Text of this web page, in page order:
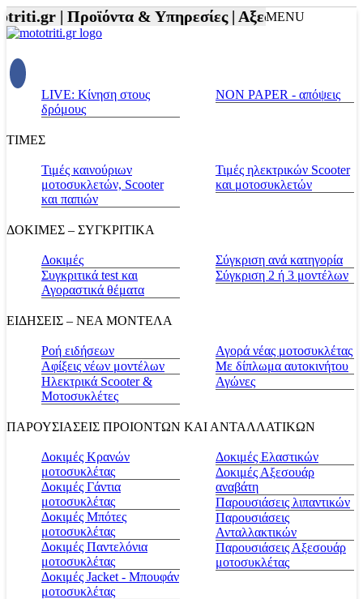
|Προϊόντα & Υπηρεσίες |Αξεσουάρ
MENU
LIVE: Κίνηση στους
δρόμους
NON PAPER - απόψεις
ΤΙΜΕΣ
Τιμές καινούριων
μοτοσυκλετών, Scooter
και παπιών
Τιμές ηλεκτρικών Scooter
και μοτοσυκλετών
ΔΟΚΙΜΕΣ – ΣΥΓΚΡΙΤΙΚΑ
Δοκιμές
Συγκριτικά test και
Αγοραστικά θέματα
Σύγκριση ανά κατηγορία
Σύγκριση 2 ή 3 μοντέλων
ΕΙΔΗΣΕΙΣ – ΝΕΑ ΜΟΝΤΕΛΑ
Ροή ειδήσεων
Αφίξεις νέων μοντέλων
Ηλεκτρικά Scooter &
Μοτοσυκλέτες
Αγορά νέας μοτοσυκλέτας
Με δίπλωμα αυτοκινήτου
Αγώνες
ΠΑΡΟΥΣΙΑΣΕΙΣ ΠΡΟΙΟΝΤΩΝ ΚΑΙ ΑΝΤΑΛΛΑΤΙΚΩΝ
Δοκιμές Κρανών
μοτοσυκλέτας
Δοκιμές Γάντια
μοτοσυκλέτας
Δοκιμές Μπότες
μοτοσυκλέτας
Δοκιμές Παντελόνια
μοτοσυκλέτας
Δοκιμές Jacket - Μπουφάν
μοτοσυκλέτας
Δοκιμές Ελαστικών
Δοκιμές Αξεσουάρ
αναβάτη
Παρουσιάσεις λιπαντικών
Παρουσιάσεις
Ανταλλακτικών
Παρουσιάσεις Αξεσουάρ
μοτοσυκλέτας